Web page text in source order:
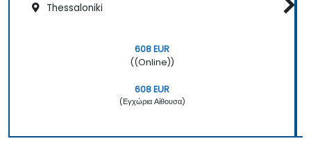
Thessaloniki
608 EUR
((Online))
608 EUR
(Εγχώρια Αίθουσα)